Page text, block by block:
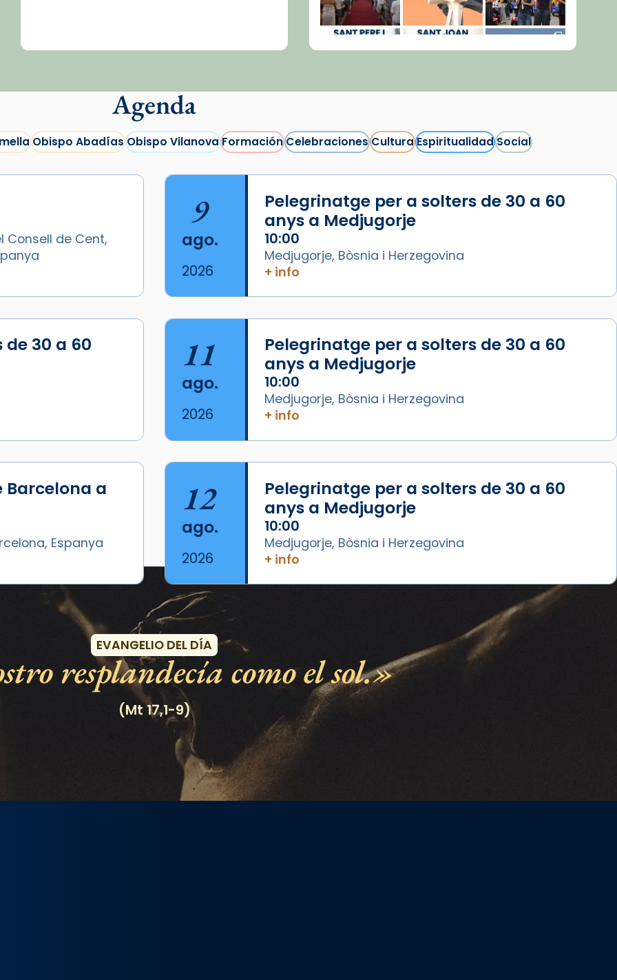
Cargar más...
Agenda
Obispo AbadíasObispo VilanovaFormaciónCelebracionesCulturaEspiritualidadSocial
Consell de Cent,
9
ago.
2026
Pelegrinatge per a solters de 30 a 60
anys a Medjugorje
10:00
Medjugorje, Bòsnia i Herzegovina
+ info
30 a 60
11
ago.
2026
Pelegrinatge per a solters de 30 a 60
anys a Medjugorje
10:00
Medjugorje, Bòsnia i Herzegovina
+ info
Barcelona a
Espanya
12
ago.
2026
Pelegrinatge per a solters de 30 a 60
anys a Medjugorje
10:00
Medjugorje, Bòsnia i Herzegovina
+ info
Eventos
EVANGELIO DEL DÍA
resplandecía como el sol.
(Mt 17,1-9)